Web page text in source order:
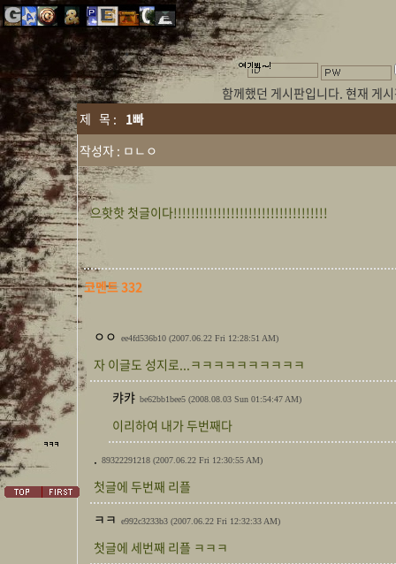
★
★
함께했던 게시판입니다. 현재 게
제 목 : 1빠
작성자 : ㅁㄴㅇ
으핫핫 첫글이다!!!!!!!!!!!!!!!!!!!!!!!!!!!!!!!!!!!
코멘트 332
ㅇㅇ ee4fd536b10 (2007.06.22 Fri 12:28:51 AM)
자 이글도 성지로...ㅋㅋㅋㅋㅋㅋㅋㅋㅋㅋ
캬캬 be62bb1bee5 (2008.08.03 Sun 01:54:47 AM)
이리하여 내가 두번째다
. 89322291218 (2007.06.22 Fri 12:30:55 AM)
첫글에 두번째 리플
ㅋㅋ
e992c3233b3 (2007.06.22 Fri 12:32:33 AM)
첫글에 세번째 리플 ㅋㅋㅋ